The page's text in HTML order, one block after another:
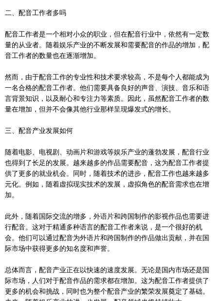
二、配音工作者多吗
配音工作者是一个相对小众的职业，但在配音行业中，依然有一定数
量的从业者。随着娱乐产业的不断发展和需要配音的作品的增加，配
音工作者的数量也在逐渐增加。
然而，由于配音工作的专业性和技术要求较高，不是每个人都能成为
一名合格的配音工作者。他们需要具备良好的声音、演技、音乐和语
言背景知识，以及耐心和专注力等素质。因此，虽然配音工作者的数
量在增加，但并不会像其他行业那样呈现爆发式的增长。
三、配音产业发展如何
随着电影、电视剧、动画片和游戏等娱乐产业的蓬勃发展，配音行业
也得到了长足的发展。越来越多的作品需要配音，这为配音工作者提
供了更多的就业机会。同时，随着技术的进步，配音工作也越来越多
元化。例如，随着虚拟现实技术的发展，虚拟角色的配音需求也在增
加。
此外，随着国际交流的增多，外语片和跨国制作的影视作品也需要进
行配音。这对于精通多种语言的配音工作者来说，是一个很好的机
会。他们可以通过配音为外语片和跨国制作的作品做出贡献，并在国
际市场中获得更多的知名度和声誉。
总体而言，配音产业正在以快速的速度发展。无论是国内市场还是国
际市场，人们对于配音作品的需求都在增加。这为配音工作者提供了
更多的机会和挑战，同时也为整个配音产业的繁荣发展奠定了基础。